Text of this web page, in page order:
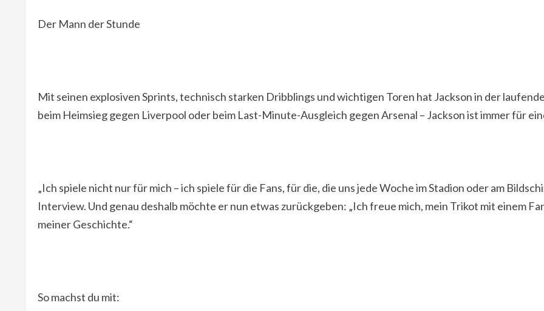
Der Mann der Stunde
Mit seinen explosiven Sprints, technisch starken Dribblings und wichtigen Toren hat Jackson in der
beim Heimsieg gegen Liverpool oder beim Last-Minute-Ausgleich gegen Arsenal – Jackson ist immer für
„Ich spiele nicht nur für mich – ich spiele für die Fans, für die, die uns jede Woche im Stadion oder am
Interview. Und genau deshalb möchte er nun etwas zurückgeben: „Ich freue mich, mein Trikot mit einem
meiner Geschichte.“
So machst du mit: